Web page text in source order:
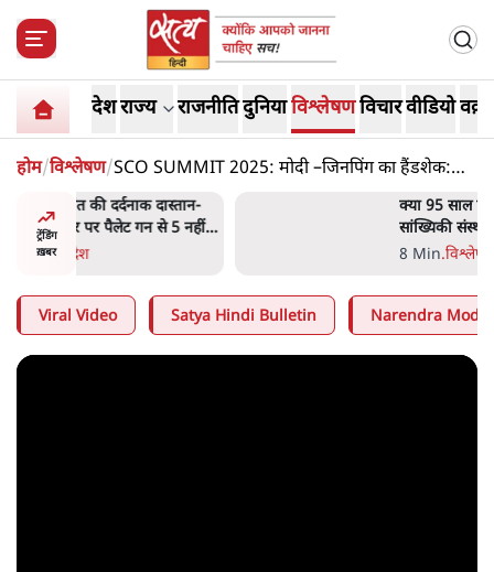
देशराज्य राजनीतिदुनियाविश्लेषणविचारवीडियो
होम/विश्लेषण/SCO SUMMIT 2025: मोदी –जिनपिंग का हैंडशेक:
मास्टरस्ट्रोक या मजबूरी
ट्रेंडिंग
ख़बर
5 नहीं,
सांख्यिकी संस्थान की स्वायत्तता पर
Viral Video Satya Hindi Bulletin Narendra Modi